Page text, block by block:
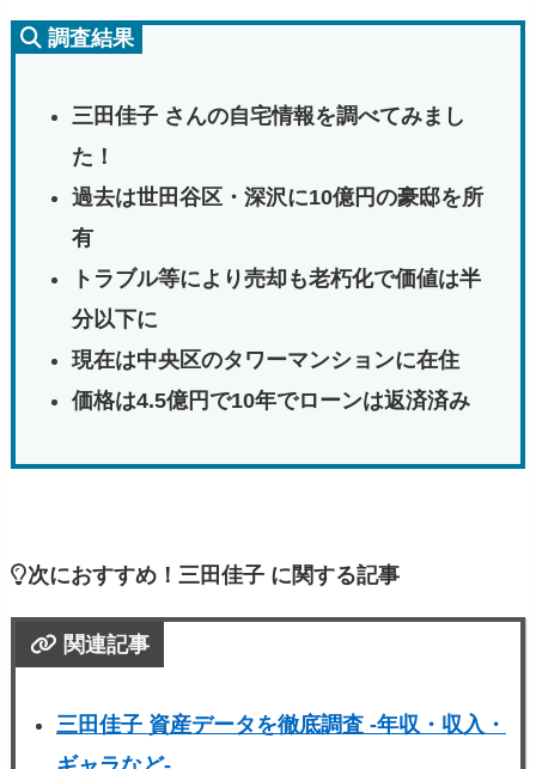
調査結果
三田佳子 さんの自宅情報を調べてみまし
た！
過去は世田谷区・深沢に10億円の豪邸を所
有
トラブル等により売却も老朽化で価値は半
分以下に
現在は中央区のタワーマンションに在住
価格は4.5億円で10年でローンは返済済み
次におすすめ！三田佳子 に関する記事
関連記事
三田佳子 資産データを徹底調査 -年収・収入・